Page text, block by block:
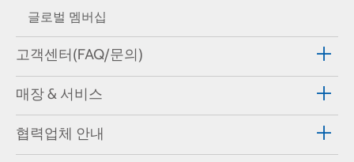
글로벌 멤버십
고객센터(FAQ/문의)
매장 & 서비스
협력업체 안내